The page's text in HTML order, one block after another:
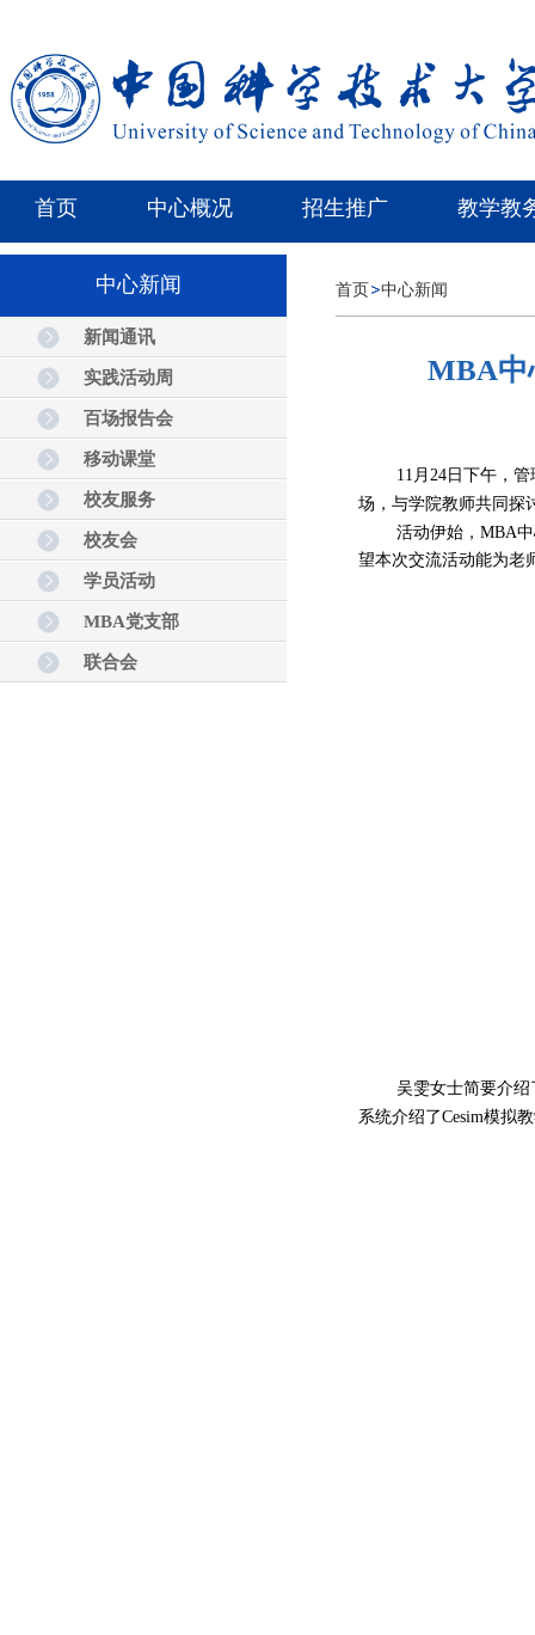
首页 中心概况 招生推广 教学教
中心新闻
新闻通讯
实践活动周
百场报告会
移动课堂
校友服务
校友会
学员活动
MBA党支部
联合会
首页 中心新闻
MBA中
11月24日下午 ，
场，与学院教师共同探
活动伊始， MBA
望本次交流活动能为老
吴雯女士简要介
系统介绍了Cesim模拟